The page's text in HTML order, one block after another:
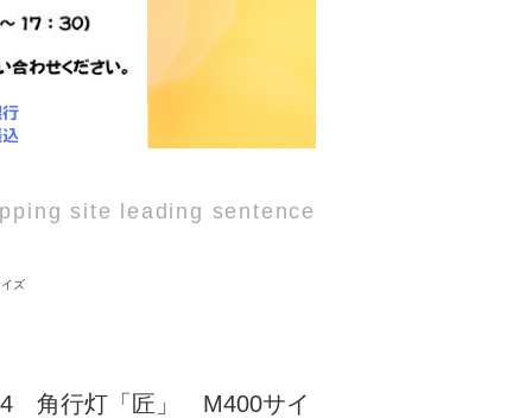
site leading sentence
ズ
角行灯「匠」 M400サイ